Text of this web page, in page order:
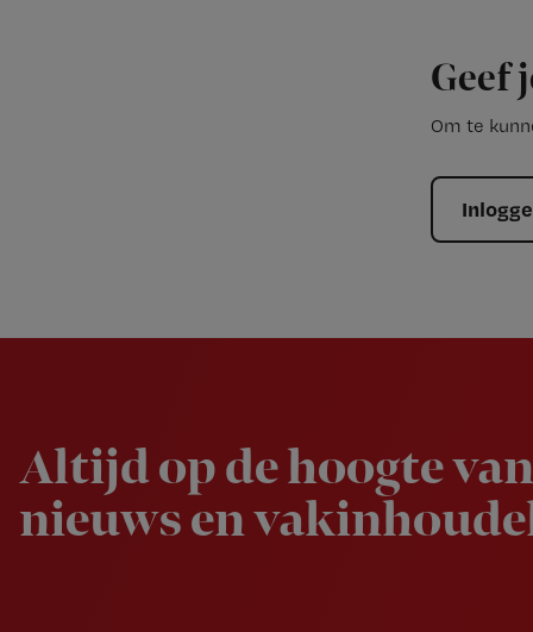
Geef
Om te
Altijd op de hoogte
nieuws en